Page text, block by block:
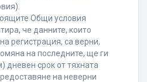
Общи условия
че данните, които
регистрация, са верни,
на последните, ще ги
дневен срок от тяхната
на неверни